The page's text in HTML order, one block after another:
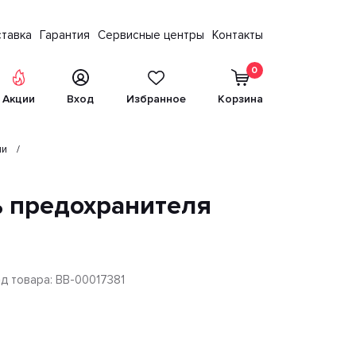
Гарантия Сервисные центры Контакты
Акции Вход Избранное
0
Корзина
товара: BB-00017381